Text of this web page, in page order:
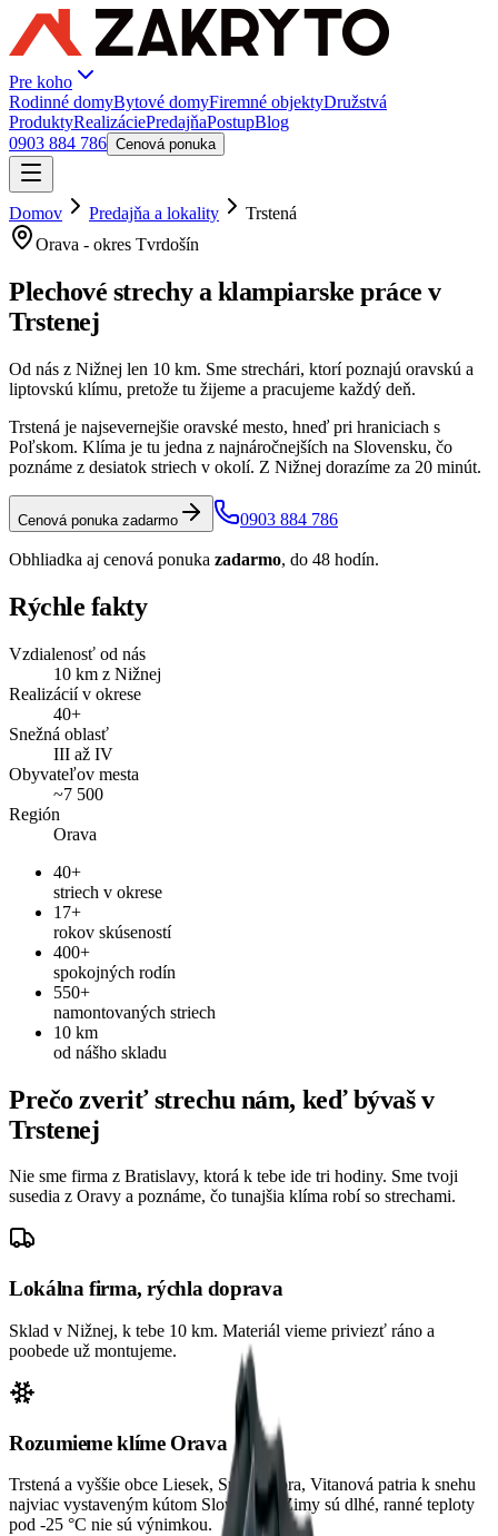
Pre koho
Rodinné domyBytové domyFiremné objektyDružstvá
ProduktyRealizáciePredajňaPostupBlog
0903 884 786 Cenová ponuka
Domov Predajňa a lokality
Trstená
Orava - okres Tvrdošín
Plechové strechy a klampiarske práce v
Trstenej
Od nás z Nižnej len 10 km. Sme strechári, ktorí poznajú oravskú a
liptovskú klímu, pretože tu žijeme a pracujeme každý deň.
Trstená je najsevernejšie oravské mesto, hneď pri hraniciach s
Poľskom. Klíma je tu jedna z najnáročnejších na Slovensku, čo
poznáme z desiatok striech v okolí. Z Nižnej dorazíme za 20 minút.
Cenová ponuka zadarmo 0903 884 786
Obhliadka aj cenová ponuka zadarmo, do 48 hodín.
Rýchle fakty
Vzdialenosť od nás
10 km z Nižnej
Realizácií v okrese
40+
Snežná oblasť
III až IV
Obyvateľov mesta
~7 500
Región
Orava
40+
striech v okrese
17+
rokov skúseností
400+
spokojných rodín
550+
namontovaných striech
10 km
od nášho skladu
Prečo zveriť strechu nám, keď bývašv
Trstenej
Nie sme firma z Bratislavy, ktorá k tebe ide tri hodiny. Sme tvoji
susedia z Oravy a poznáme, čo tunajšia klíma robí so strechami.
Lokálna firma, rýchla doprava
Sklad v Nižnej, k tebe 10 km. Materiál vieme priviezť ráno a
poobede už montujeme.
Rozumieme klíme Orava
Trstená a vyššie obce Liesek, Suchá Hora, Vitanová patria k snehu
najviac vystaveným kútom Slovenska. Zimy sú dlhé, ranné teploty
pod -25 °C nie sú výnimkou.